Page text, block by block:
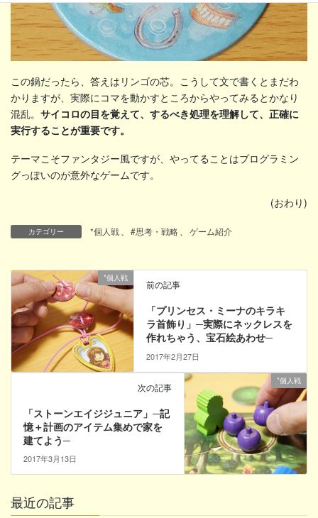
この鍋だったら、答えはリンゴの芯。こうして文で書くとまだわ
かりますが、実際にコマを動かすところからやってみるとかなり
混乱。 サイコロの目を覚えて、するべき処理を理解して、正確に
実行することが重要です。
テーマこそファンタジー風ですが、やってることはプログラミン
グっぽいのが意外なゲームです。
(おわり)
カテゴリー *個人戦 #思考・戦略 ゲーム紹介
*個人戦
前の記事
「プリンセス・ミーナのキラキ
ラ首飾り」─実際にネックレスを
作れちゃう、宝石絵あわせ─
2017年2月27日
*個人戦
次の記事
「ストーンエイジジュニア」─記
憶＋計画のアイテム集めで家を
建てよう─
2017年3月13日
最近の記事